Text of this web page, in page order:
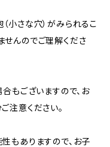
小さな穴）がみられるこ
せんのでご理解くださ
もございますので、お
注意ください。
もありますので、お子